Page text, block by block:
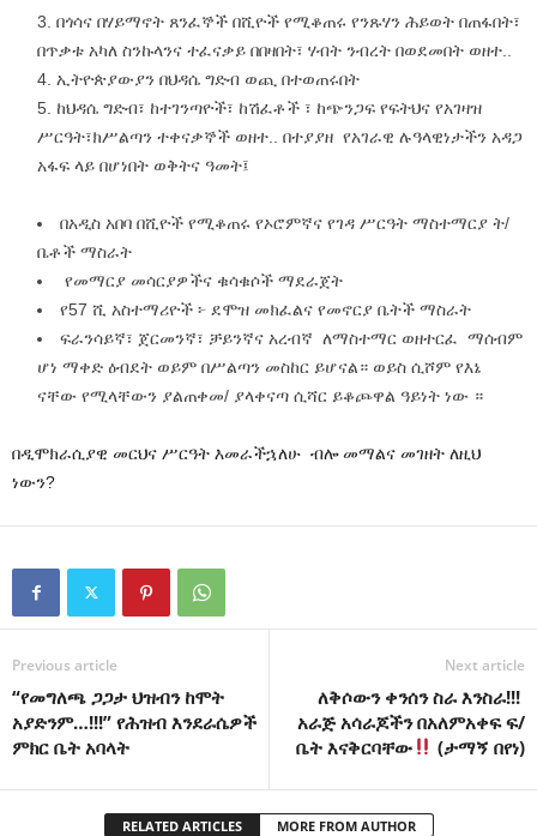
በጎሳና በሃይማኖት ጸንፈኞች በሺዮች የሚቆጠሩ የንጹሃን ሕይወት በጠፋበት፣
በጥቃቱ አካለ ስንኩላንና ተፈናቃይ በበዛበት፣ ሃብት ንብረት በወደመበት ወዘተ..
ኢትዮጵያውያን በህዳሴ ግድብ ወጪ በተወጠሩበት
ከህዳሴ ግድብ፣ ከተገንጣዮች፣ ከሽፈቶች ፣ ከጭንጋፍ የፍትህና የአገዛዝ
ሥርዓት፣ክሥልጣን ተቀናቃኞች ወዘተ.. በተያያዘ የአገራዊ ሉዓላዊነታችን አዳጋ
አፋፍ ላይ በሆነበት ወቅትና ዓመት፤
በአዲስ አበባ በሺዮች የሚቆጠሩ የኦሮምኛና የገዳ ሥርዓት ማስተማርያ ት/
ቤቶች ማስራት
የመማርያ መሳርያዎችና ቁሳቁሶች ማደራጀት
የ57 ሺ አስተማሪዮች ፦ ደሞዝ መክፈልና የመኖርያ ቤትች ማስራት
ፍራንሳይኛ፣ ጀርመንኛ፣ ቻይንኛና አረብኛ ለማስተማር ወዘተርፈ ማሰብም
ሆነ ማቀድ ዕብደት ወይም በሥልጣን መስከር ይሆናል። ወይስ ሲሾም የእኔ
ናቸው የሚላቸውን ያልጠቀመ/ ያላቀናጣ ሲሻር ይቆጮዋል ዓይነት ነው ።
በዲሞክራሲያዊ መርህና ሥርዓት እመራችኋለሁ ብሎ መማልና መገዘት ለዚህ
ነውን?
Previous article
“የመግለጫ ጋጋታ ህዝብን ከሞት
አያድንም…!!!” የሕዝብ እንደራሴዎች
ምክር ቤት አባላት
Next article
ለቅሶውን ቀንሰን ስራ እንስራ!!!
አራጅ አሳራጆችን በአለምአቀፍ ፍ/
ቤት እናቅርባቸው
(ታማኝ በየነ)
RELATED ARTICLES MORE FROM AUTHOR